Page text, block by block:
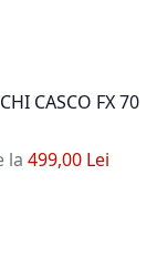
CASCO FX 70
la 499,00 Lei